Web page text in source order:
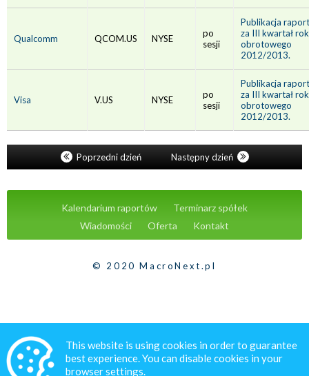
Qualcomm QCOM.US NYSE
po
sesji
Publikacja
za III kwartał
obrotowego
2012/2013.
Visa V.US NYSE
po
sesji
Publikacja
za III kwartał
obrotowego
2012/2013.
Poprzedni dzień Następny dzień
Kalendarium raportów
Terminarz spółek
Wiadomości
Oferta Kontakt
© 2020 MacroNext.pl
This website is using cookies in order to guarantee
best experience. You can disable cookies in your
browser settings.